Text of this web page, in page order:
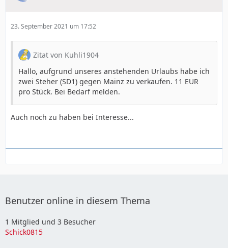
23. September 2021 um 17:52
Zitat von Kuhli1904
Hallo, aufgrund unseres anstehenden Urlaubs habe ich
zwei Steher (SD1) gegen Mainz zu verkaufen. 11 EUR
pro Stück. Bei Bedarf melden.
Auch noch zu haben bei Interesse...
Benutzer online in diesem Thema
1 Mitglied und 3 Besucher
Schick0815